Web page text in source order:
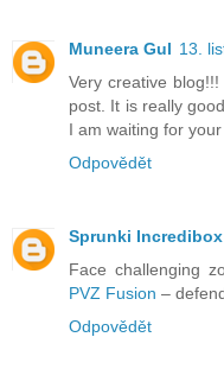
Muneera Gul 13.
Very creative
post. It is really
I am waiting for your
Odpovědět
Sprunki Incredibox
Face challenging
PVZ Fusion –
Odpovědět